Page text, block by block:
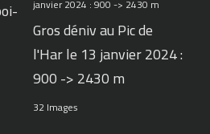
Gros déniv au Pic de
l'Har le 13 janvier 2024 :
900 -> 2430 m
32 Images